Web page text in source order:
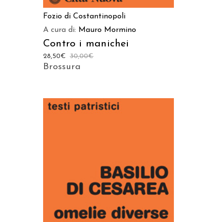
Fozio di Costantinopoli
A cura di: Mauro Mormino
Contro i manichei
30,00€
28,50€
Brossura
AGGIUNGI AL CARRELLO